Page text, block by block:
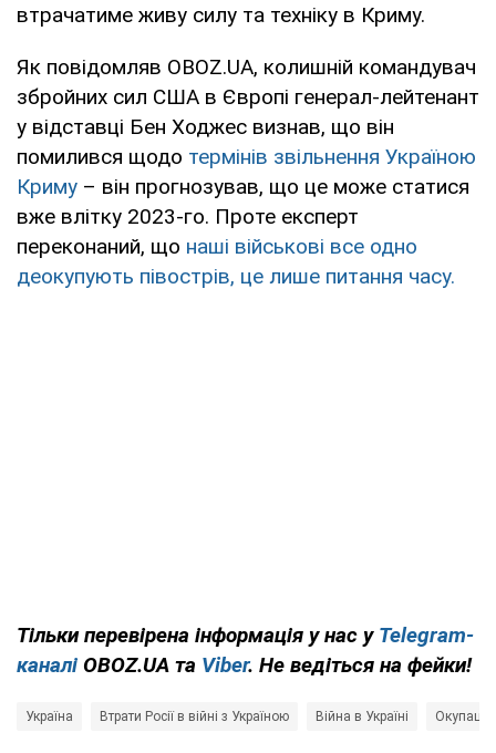
втрачатиме живу силу та техніку в Криму.
Як повідомляв OBOZ.UA, колишній командувач
збройних сил США в Європі генерал-лейтенант
у відставці Бен Ходжес визнав, що він
помилився щодо термінів звільнення Україною
Криму – він прогнозував, що це може статися
вже влітку 2023-го. Проте експерт
переконаний, що наші військові все одно
деокупують півострів, це лише питання часу.
Тільки перевірена інформація у нас у Telegram-
каналі OBOZ.UA та Viber. Не ведіться на фейки!
Україна Втрати Росії в війні з Україною Війна в Україні